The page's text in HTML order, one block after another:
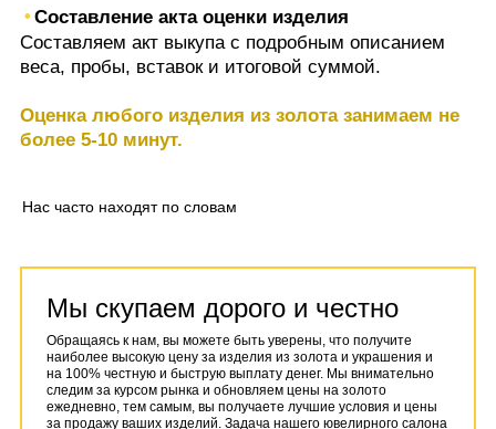
Составление акта оценки изделия
Составляем акт выкупа с подробным описанием
веса, пробы, вставок и итоговой суммой.
Оценка любого изделия из золота занимаем не
более 5-10 минут.
Нас часто находят по словам
Мы скупаем дорого и честно
Обращаясь к нам, вы можете быть уверены, что получите
наиболее высокую цену за изделия из золота и украшения и
на 100% честную и быструю выплату денег. Мы внимательно
следим за курсом рынка и обновляем цены на золото
ежедневно, тем самым, вы получаете лучшие условия и цены
за продажу ваших изделий. Задача нашего ювелирного салона